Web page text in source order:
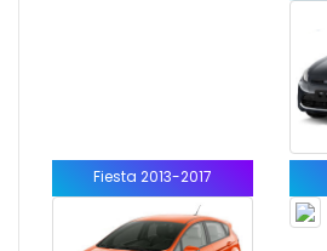
Fiesta 2013-2017